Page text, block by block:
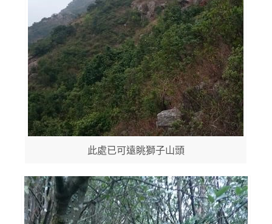
此處已可遠眺獅子山頭